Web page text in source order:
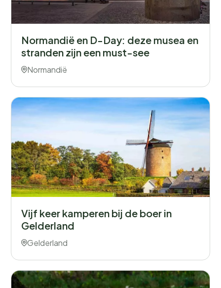
Normandië en D-Day: deze musea en
stranden zijn een must-see
Normandië
Vijf keer kamperen bij de boer in
Gelderland
Gelderland